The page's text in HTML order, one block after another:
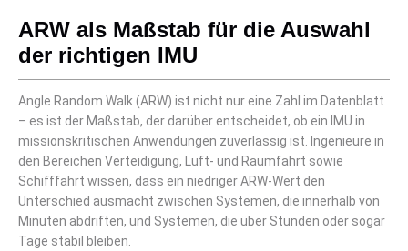
ARW als Maßstab für die Auswahl
der richtigen IMU
Angle Random Walk (ARW) ist nicht nur eine Zahl im Datenblatt
– es ist der Maßstab, der darüber entscheidet, ob ein IMU in
missionskritischen Anwendungen zuverlässig ist. Ingenieure in
den Bereichen Verteidigung, Luft- und Raumfahrt sowie
Schifffahrt wissen, dass ein niedriger ARW-Wert den
Unterschied ausmacht zwischen Systemen, die innerhalb von
Minuten abdriften, und Systemen, die über Stunden oder sogar
Tage stabil bleiben.